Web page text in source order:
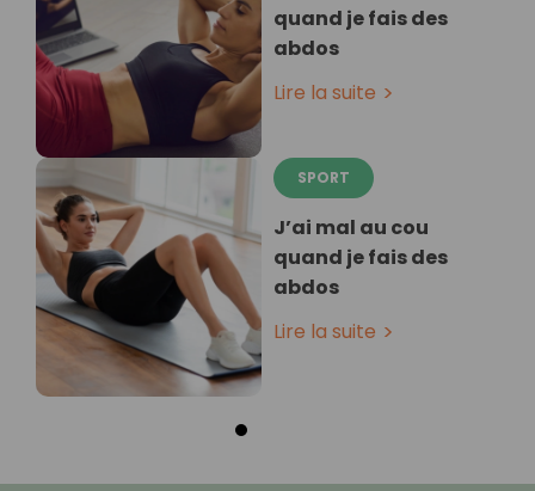
quand je fais des
abdos
Lire la suite
SPORT
J’ai mal au cou
quand je fais des
abdos
Lire la suite